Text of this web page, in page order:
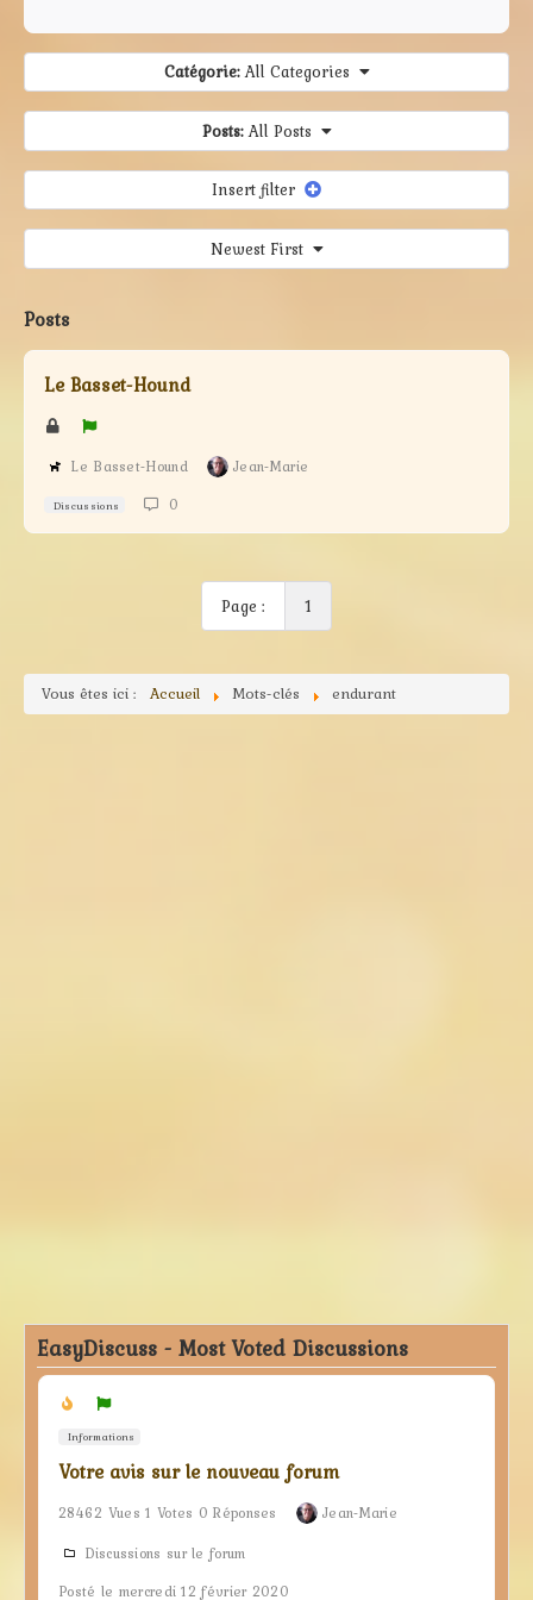
Catégorie: All Categories
Posts: All Posts
Insert filter
Newest First
Posts
Le Basset-Hound
Le Basset-Hound Jean-Marie
Discussions 0
Page : 1
Vous êtes ici : Accueil Mots-clés endurant
EasyDiscuss - Most Voted Discussions
Informations
Votre avis sur le nouveau forum
28462 Vues 1 Votes 0 Réponses
Jean-Marie
Discussions sur le forum
Posté le mercredi 12 février 2020